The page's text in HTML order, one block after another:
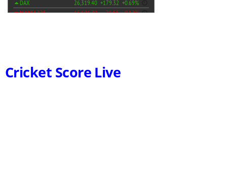
Cricket Score Live